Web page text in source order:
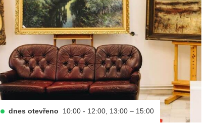
dnes otevřeno 10:00 - 12:00, 13:00 – 15:00